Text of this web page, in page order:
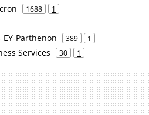
1688 1
EY-Parthenon 389 1
Services 30 1